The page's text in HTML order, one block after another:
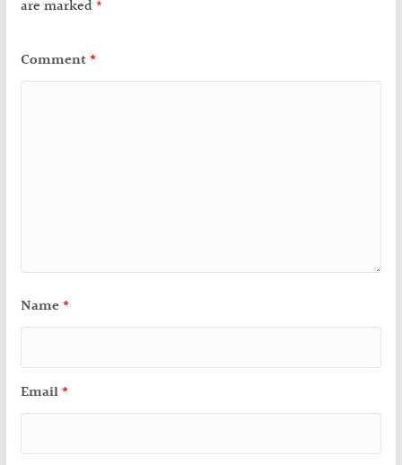
are marked *
Comment *
Name *
Email *